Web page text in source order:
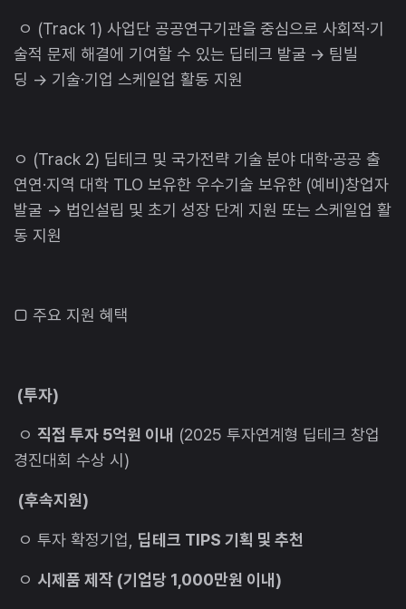
ㅇ (Track 1) 사업단 공공연구기관을 중심으로 사회적·기
술적 문제 해결에 기여할 수 있는 딥테크 발굴 → 팀빌
딩 → 기술·기업 스케일업 활동 지원
ㅇ (Track 2) 딥테크 및 국가전략 기술 분야 대학·공공 출
연연·지역 대학 TLO 보유한 우수기술 보유한 (예비)창업자
발굴 → 법인설립 및 초기 성장 단계 지원 또는 스케일업 활
동 지원
□ 주요 지원 혜택
(투자)
ㅇ 직접 투자 5억원 이내 (2025 투자연계형 딥테크 창업
경진대회 수상 시)
(후속지원)
ㅇ 투자 확정기업, 딥테크 TIPS 기획 및 추천
ㅇ 시제품 제작 (기업당 1,000만원 이내)